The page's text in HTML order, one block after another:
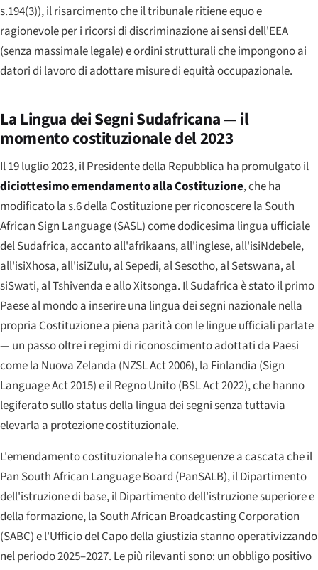
s.194(3)), il risarcimento che il tribunale ritiene equo e
ragionevole per i ricorsi di discriminazione ai sensi dell'EEA
(senza massimale legale) e ordini strutturali che impongono ai
datori di lavoro di adottare misure di equità occupazionale.
La Lingua dei Segni Sudafricana — il
momento costituzionale del 2023
Il 19 luglio 2023, il Presidente della Repubblica ha promulgato il
diciottesimo emendamento alla Costituzione, che ha
modificato la s.6 della Costituzione per riconoscere la South
African Sign Language(SASL) come dodicesima lingua ufficiale
del Sudafrica, accanto all'afrikaans, all'inglese, all'isiNdebele,
all'isiXhosa, all'isiZulu, al Sepedi, al Sesotho, al Setswana, al
siSwati, al Tshivenda e allo Xitsonga. Il Sudafrica è stato il primo
Paese al mondo a inserire una lingua dei segni nazionale nella
propria Costituzione a piena parità con le lingue ufficiali parlate
— un passo oltre i regimi di riconoscimento adottati da Paesi
come la Nuova Zelanda (NZSL Act2006), la Finlandia (Sign
Language Act2015) e il Regno Unito (BSL Act2022), che hanno
legiferato sullo status della lingua dei segni senza tuttavia
elevarla a protezione costituzionale.
L'emendamento costituzionale ha conseguenze a cascata che il
Pan South African Language Board (PanSALB), il Dipartimento
dell'istruzione di base, il Dipartimento dell'istruzione superiore e
della formazione, la South African Broadcasting Corporation
(SABC) e l'Ufficio del Capo della giustizia stanno operativizzando
nel periodo 2025–2027. Le più rilevanti sono: un obbligo positivo